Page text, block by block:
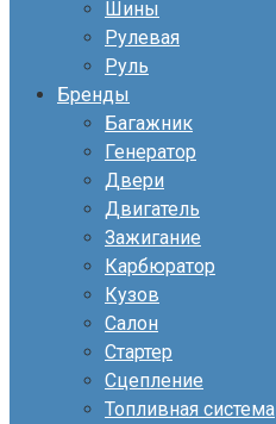
Шины
Рулевая
Руль
Бренды
Багажник
Генератор
Двери
Двигатель
Зажигание
Карбюратор
Кузов
Салон
Стартер
Сцепление
Топливная система